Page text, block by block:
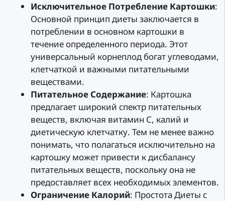
Исключительное Потребление Картошки:
Основной принцип диеты заключается в
потреблении в основном картошки в
течение определенного периода. Этот
универсальный корнеплод богат углеводами,
клетчаткой и важными питательными
веществами.
Питательное Содержание: Картошка
предлагает широкий спектр питательных
веществ, включая витамин C, калий и
диетическую клетчатку. Тем не менее важно
понимать, что полагаться исключительно на
картошку может привести к дисбалансу
питательных веществ, поскольку она не
предоставляет всех необходимых элементов.
Ограничение Калорий: Простота Диеты с